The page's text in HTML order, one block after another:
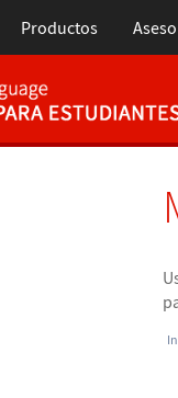
Productos